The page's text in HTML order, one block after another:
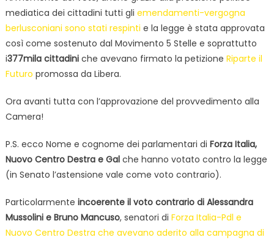
mediatica dei cittadini tutti gli emendamenti-vergogna
berlusconiani sono stati respinti e la legge è stata approvata
così come sostenuto dal Movimento 5 Stelle e soprattutto
i377mila cittadini che avevano firmato la petizione Riparte il
Futuro promossa da Libera.
Ora avanti tutta con l’approvazione del provvedimento alla
Camera!
P.S. ecco Nome e cognome dei parlamentari di Forza Italia,
Nuovo Centro Destra e Gal che hanno votato contro la legge
(in Senato l’astensione vale come voto contrario).
Particolarmente incoerente il voto contrario di Alessandra
Mussolini e Bruno Mancuso, senatori di Forza Italia-Pdl e
Nuovo Centro Destra che avevano aderito alla campagna di